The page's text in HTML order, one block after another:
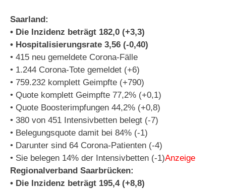
Saarland:
• Die Inzidenz beträgt 182,0 (+3,3)
• Hospitalisierungsrate 3,56 (-0,40)
• 415 neu gemeldete Corona-Fälle
• 1.244 Corona-Tote gemeldet (+6)
• 759.232 komplett Geimpfte (+790)
• Quote komplett Geimpfte 77,2% (+0,1)
• Quote Boosterimpfungen 44,2% (+0,8)
• 380 von 451 Intensivbetten belegt (-7)
• Belegungsquote damit bei 84% (-1)
• Darunter sind 64 Corona-Patienten (-4)
• Sie belegen 14% der Intensivbetten (-1)Anzeige
Regionalverband Saarbrücken:
• Die Inzidenz beträgt 195,4 (+8,8)